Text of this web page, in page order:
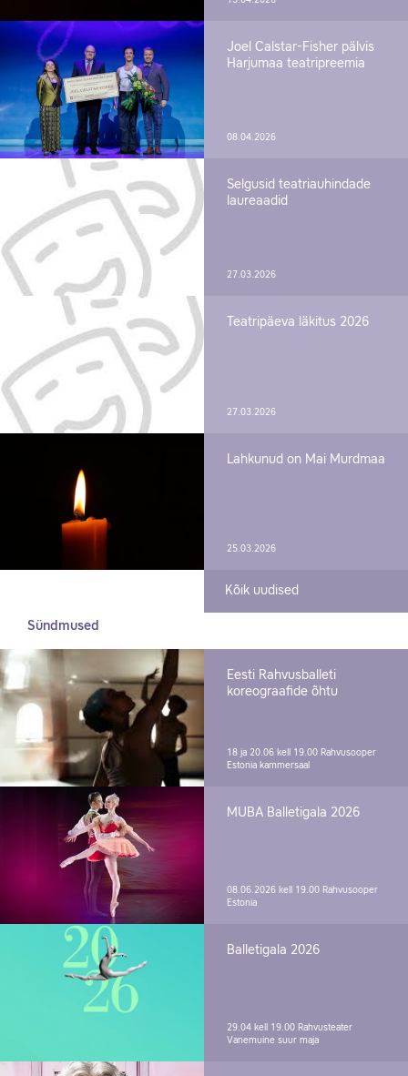
Joel Calstar-Fisher pälvis
Harjumaa teatripreemia
08.04.2026
Selgusid teatriauhindade
laureaadid
27.03.2026
Teatripäeva läkitus 2026
27.03.2026
Lahkunud on Mai Murdmaa
25.03.2026
Kõik uudised
Sündmused
Eesti Rahvusballeti
koreograafide õhtu
18 ja 20.06 kell 19.00 Rahvusooper
Estonia kammersaal
MUBA Balletigala 2026
08.06.2026 kell 19.00 Rahvusooper
Estonia
Balletigala 2026
29.04 kell 19.00 Rahvusteater
Vanemuine suur maja